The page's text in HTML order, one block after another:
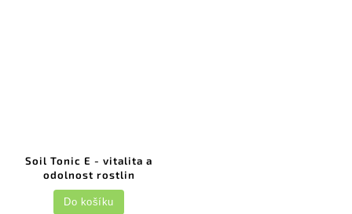
Soil Tonic E - vitalita a
odolnost rostlin
Do košíku